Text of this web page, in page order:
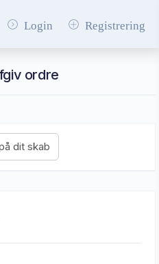
Login Registrering
ordre